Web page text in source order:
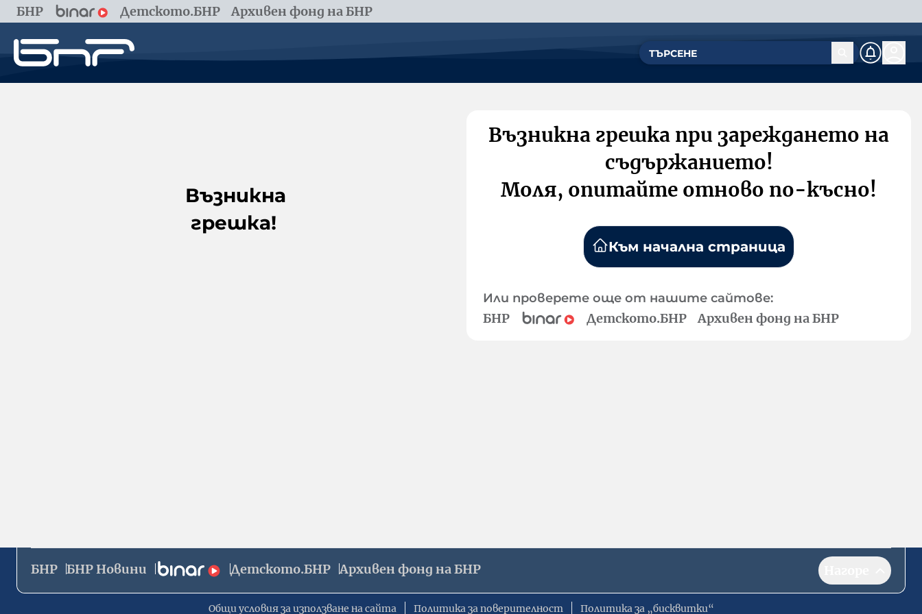
БНР Детското.БНР Архивен фонд на БНР
Възникна
грешка!
Възникна грешка при зареждането на
съдържанието!
Моля, опитайте отново по-късно!
Към начална страница
Или проверете още от нашите сайтове:
БНР Детското.БНР Архивен фонд на БНР
БНР БНР Новини Детското.БНР Архивен фонд на БНР
Общи условия за използване на сайта Политика за поверителност Политика за „бисквитки“